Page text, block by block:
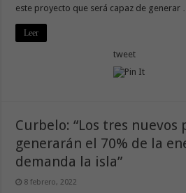
este proyecto que será capaz de generar …
Leer
tweet
Curbelo: “Los tres nuevos
generarán el 70% de la
demanda la isla”
8 febrero, 2022